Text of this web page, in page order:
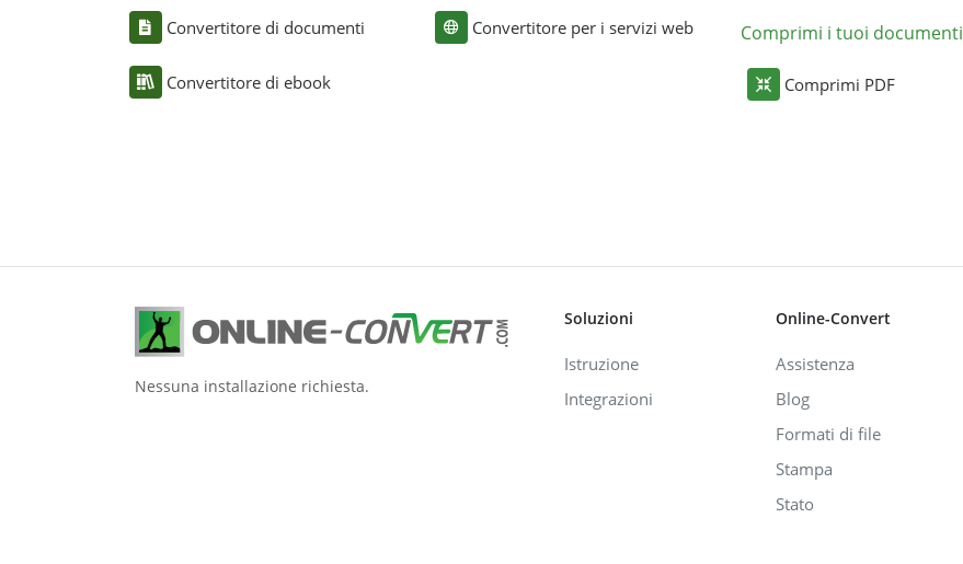
Convertitore di documenti
Convertitore di ebook
Convertitore per i servizi web Comprimi i tuoi documenti
Comprimi PDF
Nessuna installazione richiesta.
Soluzioni
Istruzione
Integrazioni
Online-Convert
Assistenza
Blog
Formati di file
Stampa
Stato